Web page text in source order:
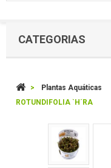
CATEGORIAS
> Plantas Aquáticas
ROTUNDIFOLIA `H´RA